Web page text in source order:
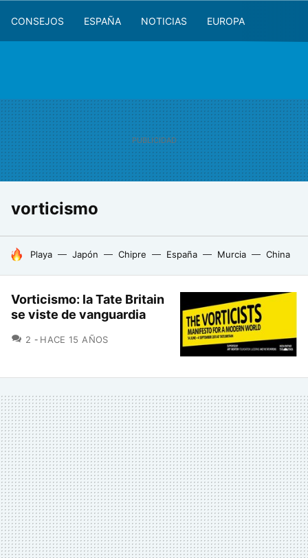
CONSEJOS ESPAÑA NOTICIAS EUROPA
vorticismo
HOY SE HABLA DE
Playa Japón Chipre España Murcia China
Vorticismo: la Tate Britain
se viste de vanguardia
2 COMENTARIOS
HACE 15 AÑOS